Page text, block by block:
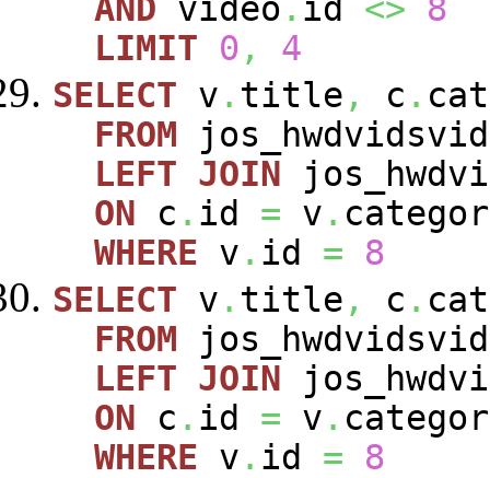
AND video . id <>
8
LIMIT
0 ,
4
SELECT v . title , c .
FROM
LEFT JOIN
ON c . id = v .
WHERE v . id =
8
SELECT v . title , c .
FROM
LEFT JOIN
ON c . id = v .
WHERE v . id =
8